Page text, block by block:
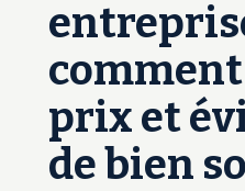
prix et
de bien